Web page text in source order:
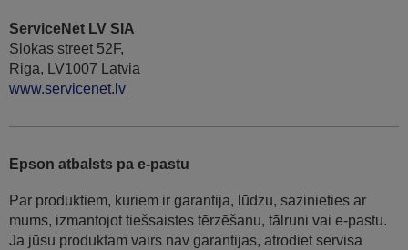
ServiceNet LV SIA
Slokas street 52F,
Riga, LV1007 Latvia
www.servicenet.lv
Epson atbalsts pa e-pastu
Par produktiem, kuriem ir garantija, lūdzu, sazinieties ar
mums, izmantojot tiešsaistes tērzēšanu, tālruni vai e-pastu.
Ja jūsu produktam vairs nav garantijas, atrodiet servisa